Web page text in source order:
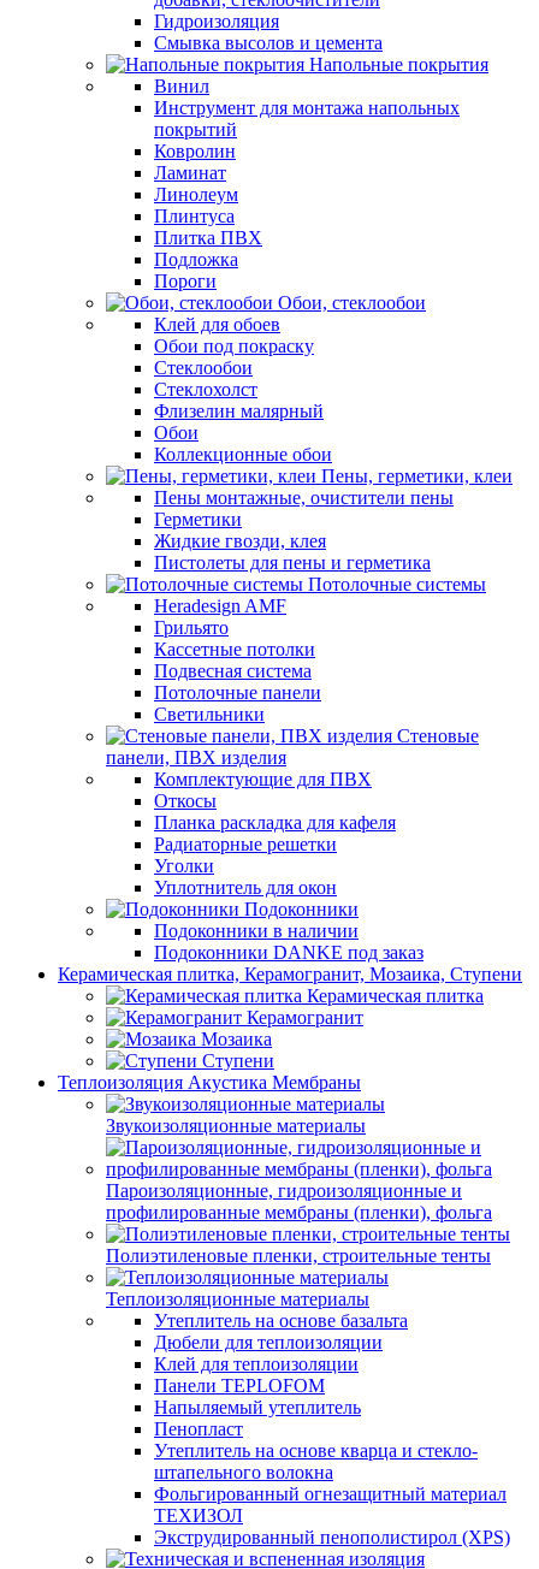
Гидроизоляция
Смывка высолов и цемента
Напольные покрытия
Винил
Инструмент для монтажа напольных
покрытий
Ковролин
Ламинат
Линолеум
Плинтуса
Плитка ПВХ
Подложка
Пороги
Обои, стеклообои
Клей для обоев
Обои под покраску
Стеклообои
Стеклохолст
Флизелин малярный
Обои
Коллекционные обои
Пены, герметики, клеи
Пены монтажные, очистители пены
Герметики
Жидкие гвозди, клея
Пистолеты для пены и герметика
Потолочные системы
Heradesign AMF
Грильято
Кассетные потолки
Подвесная система
Потолочные панели
Светильники
Стеновые
панели, ПВХ изделия
Комплектующие для ПВХ
Откосы
Планка раскладка для кафеля
Радиаторные решетки
Уголки
Уплотнитель для окон
Подоконники
Подоконники в наличии
Подоконники DANKE под заказ
Керамическая плитка, Керамогранит, Мозаика, Ступени
Керамическая плитка
Керамогранит
Мозаика
Ступени
Теплоизоляция Акустика Мембраны
Звукоизоляционные материалы
Пароизоляционные, гидроизоляционные и
профилированные мембраны (пленки), фольга
Полиэтиленовые пленки, строительные тенты
Теплоизоляционные материалы
Утеплитель на основе базальта
Дюбели для теплоизоляции
Клей для теплоизоляции
Панели TEPLOFOM
Напыляемый утеплитель
Пенопласт
Утеплитель на основе кварца и стекло-
штапельного волокна
Фольгированный огнезащитный материал
ТЕХИЗОЛ
Экструдированный пенополистирол (XPS)